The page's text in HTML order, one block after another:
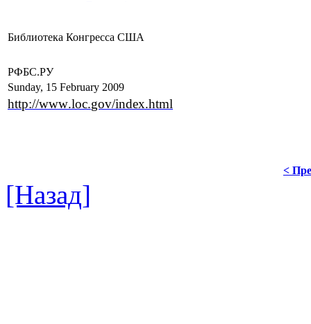
Библиотека Конгресса США
РФБС.РУ
Sunday, 15 February 2009
http://www.loc.gov/index.html
<
[Назад]